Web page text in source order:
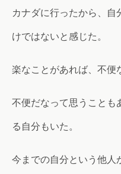
カナダに行ったから、自
けではないと感じた。
楽なことがあれば、不便
不便だなって思うことも
る自分もいた。
今までの自分という他人